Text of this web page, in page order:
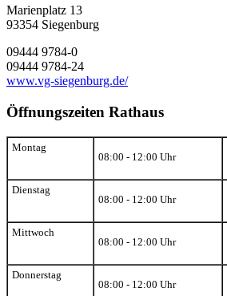
Marienplatz 13
93354 Siegenburg
09444 9784-0
09444 9784-24
www.vg-siegenburg.de/
Öffnungszeiten Rathaus
Montag
08:00 - 12:00 Uhr
Dienstag
08:00 - 12:00 Uhr
Mittwoch
08:00 - 12:00 Uhr
Donnerstag
08:00 - 12:00 Uhr